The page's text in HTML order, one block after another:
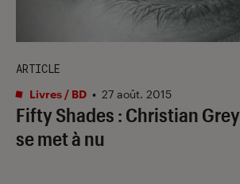
Fifty Shades : Christian Grey
se met à nu
ARTICLE
Livres / BD • 27 août. 2015